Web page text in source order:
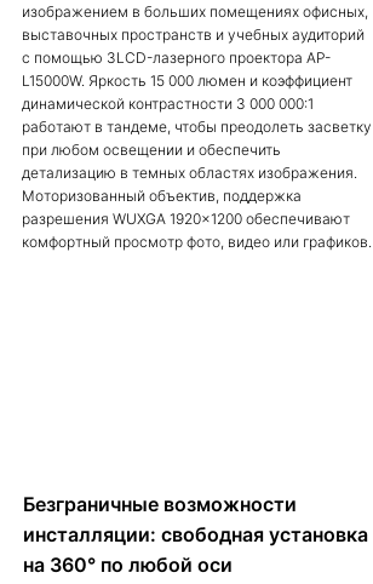
изображением в больших помещениях офисных,
выставочных пространств и учебных аудиторий
с помощью 3LCD-лазерного проектора AP-
L15000W. Яркость 15 000 люмен и коэффициент
динамической контрастности 3 000 000:1
работают в тандеме, чтобы преодолеть засветку
при любом освещении и обеспечить
детализацию в темных областях изображения.
Моторизованный объектив, поддержка
разрешения WUXGA 1920x1200 обеспечивают
комфортный просмотр фото, видео или графиков.
Безграничные возможности
инсталляции: свободная установка
на 360° по любой оси